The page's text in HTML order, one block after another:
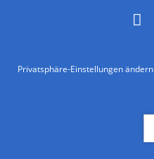
Privatsphäre-Einstellungen ändern